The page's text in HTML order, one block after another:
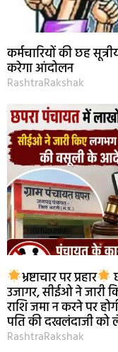
कर्मचारियों की छह
करेगा आंदोलन
RashtraRakshak
भ्रष्टाचार पर प्रहार
उजागर, सीईओ ने
राशि जमा न करने पर
पति की दखलंदाजी को
RashtraRakshak